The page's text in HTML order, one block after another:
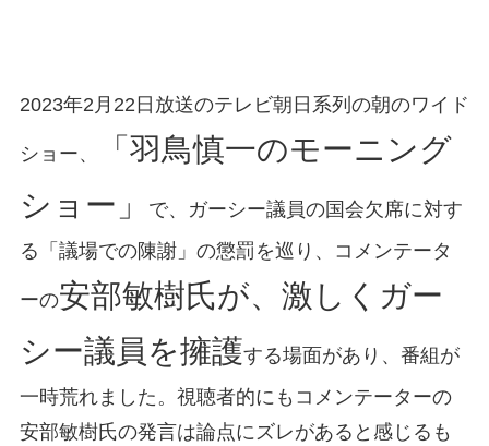
2023年2月22日放送のテレビ朝日系列の朝のワイド
ショー、
「羽鳥慎一のモーニング
ショー」
で、ガーシー議員の国会欠席に対す
る「議場での陳謝」の懲罰を巡り、コメンテータ
ーの安部敏樹氏が、激しくガー
シー議員を擁護する場面があり、番組が
一時荒れました。視聴者的にもコメンテーターの
安部敏樹氏の発言は論点にズレがあると感じるも